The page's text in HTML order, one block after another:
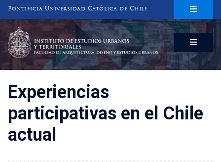
Pontificia Universidad Católica de Chile
INSTITUTO DE ESTUDIOS URBANOS
Y TERRITORIALES
FACULTAD DE ARQUITECTURA, DISEÑO Y ESTUDIOS URBANOS
Experiencias
participativas en el Chile
actual